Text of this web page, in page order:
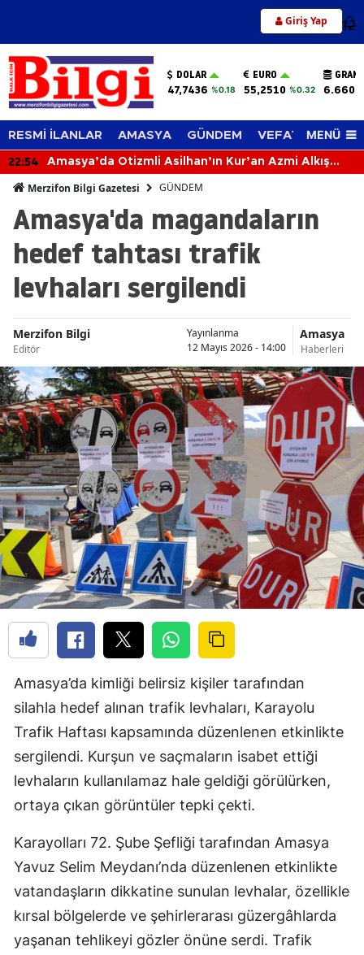
Giriş Yap 12
DOLAR
47,7436 %0.18
EURO
55,2510 %0.32
RESMİ İLANLAR AMASYA GÜNDEM VEFAT EDENLER
MENÜ
22:54
Amasya’da Otizmli Asilhan’ın Kur’an Azmi Alkış
Merzifon Bilgi Gazetesi GÜNDEM
Amasya'da magandaların
hedef tahtası trafik
levhaları sergilendi
Merzifon Bilgi
Editör
Yayınlanma
12 Mayıs 2026 - 14:00
Amasya
Haberleri
Amasya’da kimliği belirsiz kişiler tarafından
silahla hedef alınan trafik levhaları, Karayolu
Trafik Haftası kapsamında düzenlenen etkinlikte
sergilendi. Kurşun ve saçmaların isabet ettiği
levhaların kullanılamaz hale geldiği görülürken,
ortaya çıkan görüntüler tepki çekti.
Karayolları 72. Şube Şefliği tarafından Amasya
Yavuz Selim Meydanı’nda düzenlenen etkinlikte
vatandaşların dikkatine sunulan levhalar, özellikle
kırsal bölgelerde ve şehirlerarası güzergâhlarda
yaşanan tehlikeyi gözler önüne serdi. Trafik